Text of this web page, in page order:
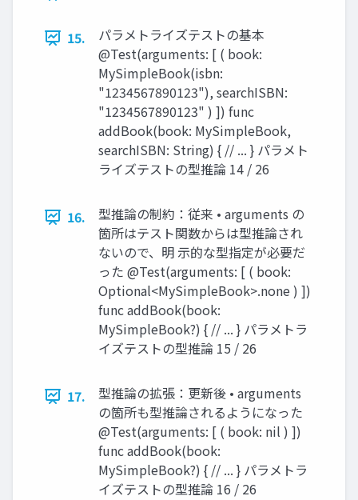
15.
パラメトライズテストの基本
@Test(arguments: [ ( book:
MySimpleBook(isbn:
"1234567890123"), searchISBN:
"1234567890123" ) ]) func
addBook(book: MySimpleBook,
searchISBN: String) { // ... } パラメト
ライズテストの型推論 14 / 26
16.
型推論の制約：従来 • arguments の
箇所はテスト関数からは型推論され
ないので、明 示的な型指定が必要だ
った @Test(arguments: [ ( book:
Optional<MySimpleBook>.none ) ])
func addBook(book:
MySimpleBook?) { // ... } パラメトラ
イズテストの型推論 15 / 26
17.
型推論の拡張：更新後 • arguments
の箇所も型推論されるようになった
@Test(arguments: [ ( book: nil ) ])
func addBook(book:
MySimpleBook?) { // ... } パラメトラ
イズテストの型推論 16 / 26